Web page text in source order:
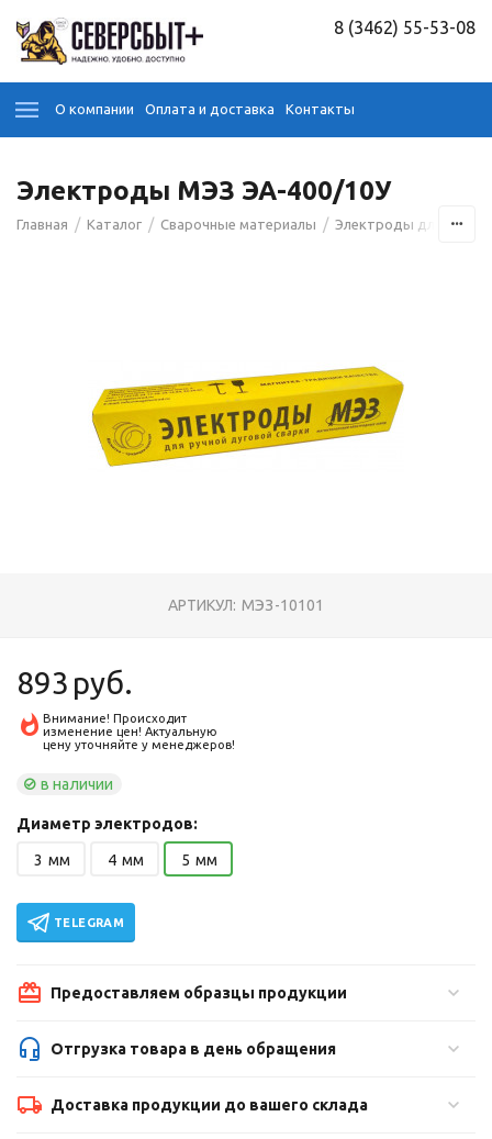
8 (3462) 55-53-08
О компании Оплата и доставка Контакты
Электроды МЭЗ ЭА-400/10У
Главная / Каталог / Сварочные материалы / Электроды для сварки
АРТИКУЛ: МЭЗ-10101
893 руб.
Внимание! Происходит
изменение цен! Актуальную
цену уточняйте у менеджеров!
в наличии
Диаметр электродов:
3 мм 4 мм 5 мм
TELEGRAM
Предоставляем образцы продукции
Отгрузка товара в день обращения
Доставка продукции до вашего склада